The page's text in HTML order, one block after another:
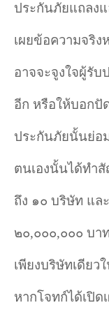
ประกันภัยแถลงแ
เผยข้อความจริง
อาจจะจูงใจผู้รับ
อีก หรือให้บอก
ประกันภัยนั้นย่อ
ตนเองนั้นได้ทำ
ถึง ๑๐ บริษัท แล
๒๐,๐๐๐,๐๐๐ บา
เพียงบริษัทเดียว
หากโจทก์ได้เปิ